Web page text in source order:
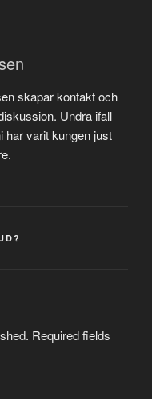
skapar kontakt och
Undra ifall
har varit kungen just
Required fields